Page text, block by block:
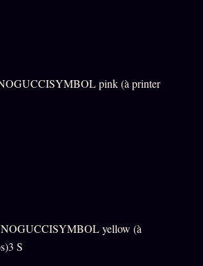
pink (à printer
yellow (à
S